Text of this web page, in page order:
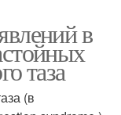
в
таза
(в